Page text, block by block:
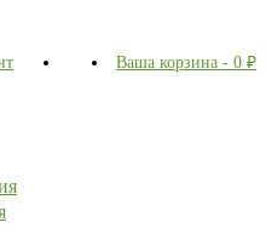
Ваша корзина - 0 ₽